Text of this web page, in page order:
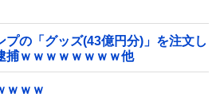
プの「グッズ(43億円分)」を注文し
捕ｗｗｗｗｗｗｗｗ他
ｗｗｗ